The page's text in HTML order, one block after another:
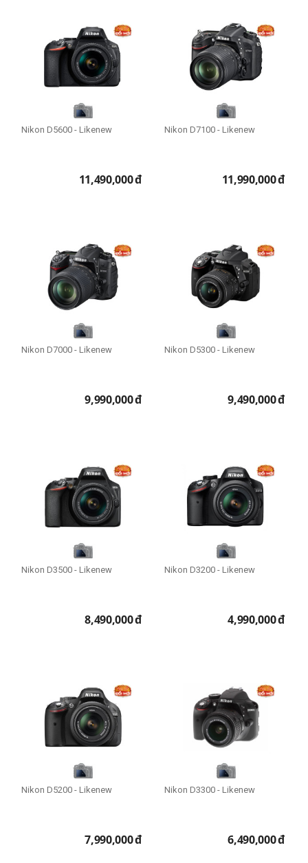
Nikon D5600 - Likenew
11,490,000đ
Nikon D7100 - Likenew
11,990,000đ
Nikon D7000 - Likenew
9,990,000đ
Nikon D5300 - Likenew
9,490,000đ
Nikon D3500 - Likenew
8,490,000đ
Nikon D3200 - Likenew
4,990,000đ
Nikon D5200 - Likenew
7,990,000đ
Nikon D3300 - Likenew
6,490,000đ